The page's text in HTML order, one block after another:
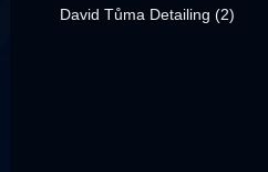
David Tůma Detailing (2)